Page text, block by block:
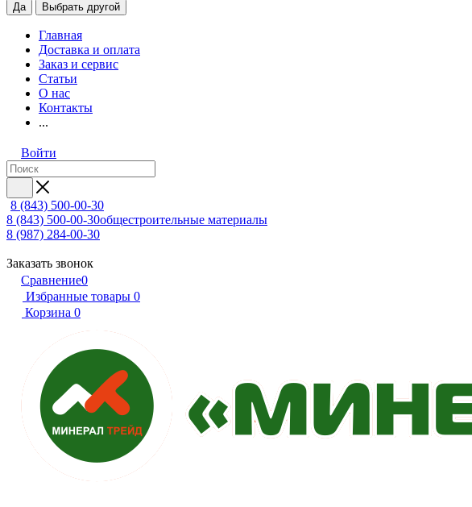
Да Выбрать другой
Главная
Доставка и оплата
Заказ и сервис
Статьи
О нас
Контакты
...
Войти
8 (843) 500-00-30
8 (843) 500-00-30общестроительные материалы
8 (987) 284-00-30
Заказать звонок
Сравнение0
Избранные товары 0
Корзина 0